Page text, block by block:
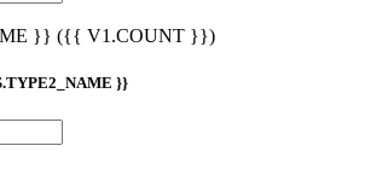
}} ({{ V1.COUNT }})
}}